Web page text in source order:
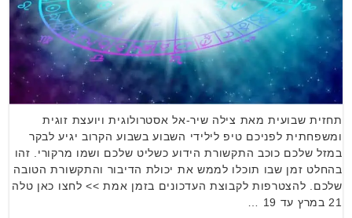
תחזית שבועית מאת צילה שיר-אל אסטרולוגית ויועצת זוגית
ומשפחתית לפניכם טיפ לילידי השבוע בשבוע הקרוב יגיע לבקר
במזל שלכם כוכב התקשורת הידוע כשליט שלכם ושמו מרקורי. זהו
בהחלט זמן שבו תוכלו לממש את יכולת הדיבור והתקשורת הטובה
שלכם. להצטרפות לקבוצת העדכונים בזמן אמת >> לחצו כאן טלה
21 במרץ עד 19 …